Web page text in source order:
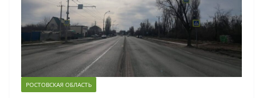
РОСТОВСКАЯ ОБЛАСТЬ